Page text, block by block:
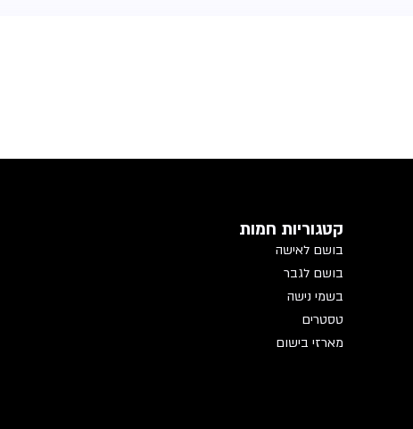
קטגוריות חמות
בושם לאישה
בושם לגבר
בשמי נישה
טסטרים
מארזי בישום